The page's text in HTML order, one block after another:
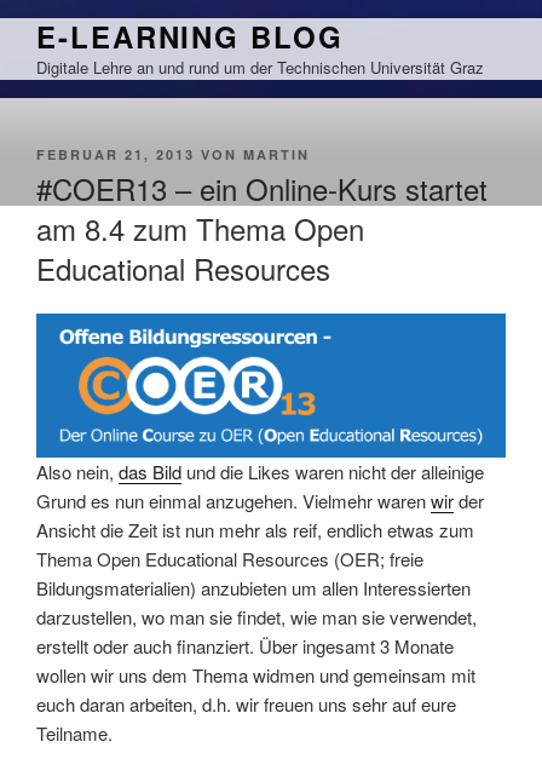
Zum
springen
E-LEARNING BLOG
Digitale Lehre an und rund um der Technischen Universität Graz
VERÖFFENTLICHT
FEBRUAR 21, 2013 VON MARTIN
#COER13 – ein Online-Kurs startet
am 8.4 zum Thema Open
Educational Resources
Also nein, das Bild und die Likes waren nicht der alleinige
Grund es nun einmal anzugehen. Vielmehr warenwirder
Ansicht die Zeit ist nun mehr als reif, endlich etwas zum
Thema Open Educational Resources (OER; freie
Bildungsmaterialien) anzubieten um allen Interessierten
darzustellen, wo man sie findet, wie man sie verwendet,
erstellt oder auch finanziert. Über ingesamt 3 Monate
wollen wir uns dem Thema widmen und gemeinsam mit
euch daran arbeiten, d.h. wir freuen uns sehr auf eure
Teilname.